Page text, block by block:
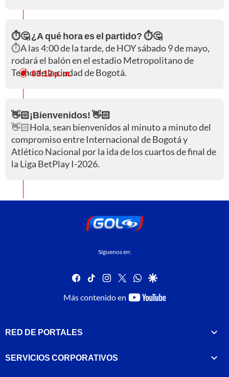
⏱️🤔 ¿A qué hora es el partido? ⏱️🤔
⏱️A las 4:00 de la tarde, de HOY sábado 9 de mayo,
rodará el balón en el estadio Metropolitano de
Techo de la ciudad de Bogotá.
03:12 p. m.
👋🏻¡Bienvenidos! 👋🏻
👋🏻Hola, sean bienvenidos al minuto a minuto del
compromiso entre Internacional de Bogotá y
Atlético Nacional por la ida de los cuartos de final de
la Liga BetPlay I-2026.
Síguenos en:
facebook
tiktok instagram
twitterwhatsapp
google
Más contenido en
youtube-
RED DE PORTALES
SERVICIOS CORPORATIVOS